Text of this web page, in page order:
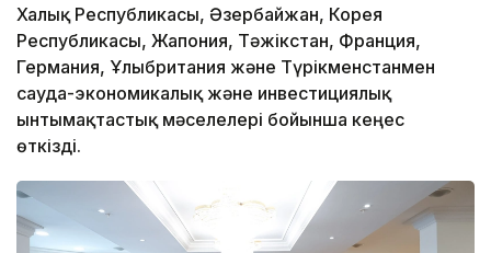
Халық Республикасы, Әзербайжан, Корея
Республикасы, Жапония, Тәжікстан, Франция,
Германия, Ұлыбритания және Түрікменстанмен
сауда-экономикалық және инвестициялық
ынтымақтастық мәселелері бойынша кеңес
өткізді.